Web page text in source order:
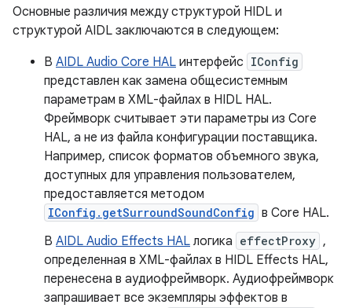
Основные различия между структурой HIDL и
структурой AIDL заключаются в следующем:
В AIDL Audio Core HAL интерфейс IConfig
представлен как замена общесистемным
параметрам в XML-файлах в HIDL HAL.
Фреймворк считывает эти параметры из Core
HAL, а не из файла конфигурации поставщика.
Например, список форматов объемного звука,
доступных для управления пользователем,
предоставляется методом
IConfig.getSurroundSoundConfig в Core HAL.
В AIDL Audio Effects HAL логика effectProxy ,
определенная в XML-файлах в HIDL Effects HAL,
перенесена в аудиофреймворк. Аудиофреймворк
запрашивает все экземпляры эффектов в